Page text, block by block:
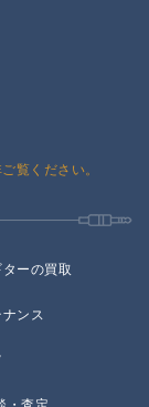
覧ください。
ーの買取
ンス